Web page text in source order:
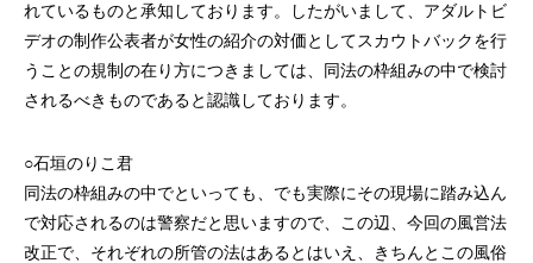
れているものと承知しております。したがいまして、アダルトビ
デオの制作公表者が女性の紹介の対価としてスカウトバックを行
うことの規制の在り方につきましては、同法の枠組みの中で検討
されるべきものであると認識しております。
○石垣のりこ君
同法の枠組みの中でといっても、でも実際にその現場に踏み込ん
で対応されるのは警察だと思いますので、この辺、今回の風営法
改正で、それぞれの所管の法はあるとはいえ、きちんとこの風俗